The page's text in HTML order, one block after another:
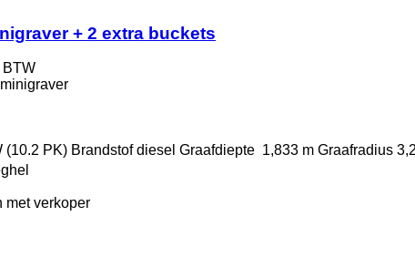
+ 2 extra buckets
BTW
(10.2 PK) Brandstof diesel Graafdiepte 1,833 m Graafradius
met verkoper